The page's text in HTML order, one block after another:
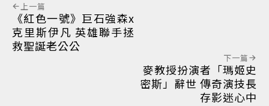
上一篇
《紅色一號》巨石強森x
克里斯伊凡 英雄聯手拯
救聖誕老公公
下一篇
麥教授扮演者「瑪姬史
密斯」辭世 傳奇演技長
存影迷心中